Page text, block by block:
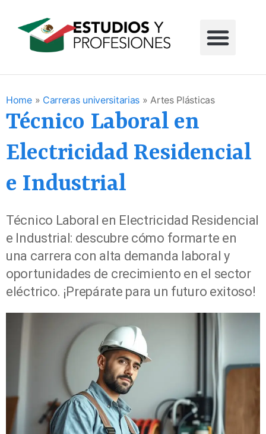
Home» Carreras universitarias »Artes Plásticas
Técnico Laboral en
Electricidad Residencial
e Industrial
Técnico Laboral en Electricidad Residencial
e Industrial: descubre cómo formarte en
una carrera con alta demanda laboral y
oportunidades de crecimiento en el sector
eléctrico. ¡Prepárate para un futuro exitoso!